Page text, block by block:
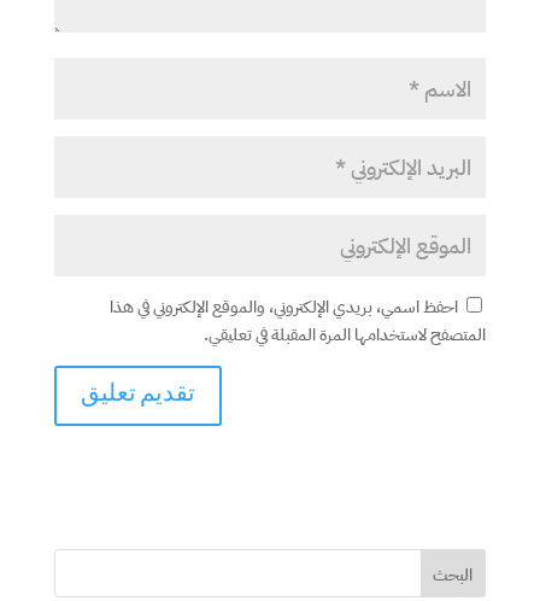
احفظ اسمي، بريدي الإلكتروني، والموقع الإلكتروني في هذا
المتصفح لاستخدامها المرة المقبلة في تعليقي.
البحث